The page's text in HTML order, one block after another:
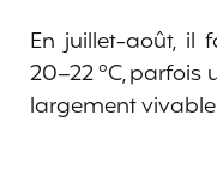
En juillet-août, il
20–22 °C, parfois
largement vivable